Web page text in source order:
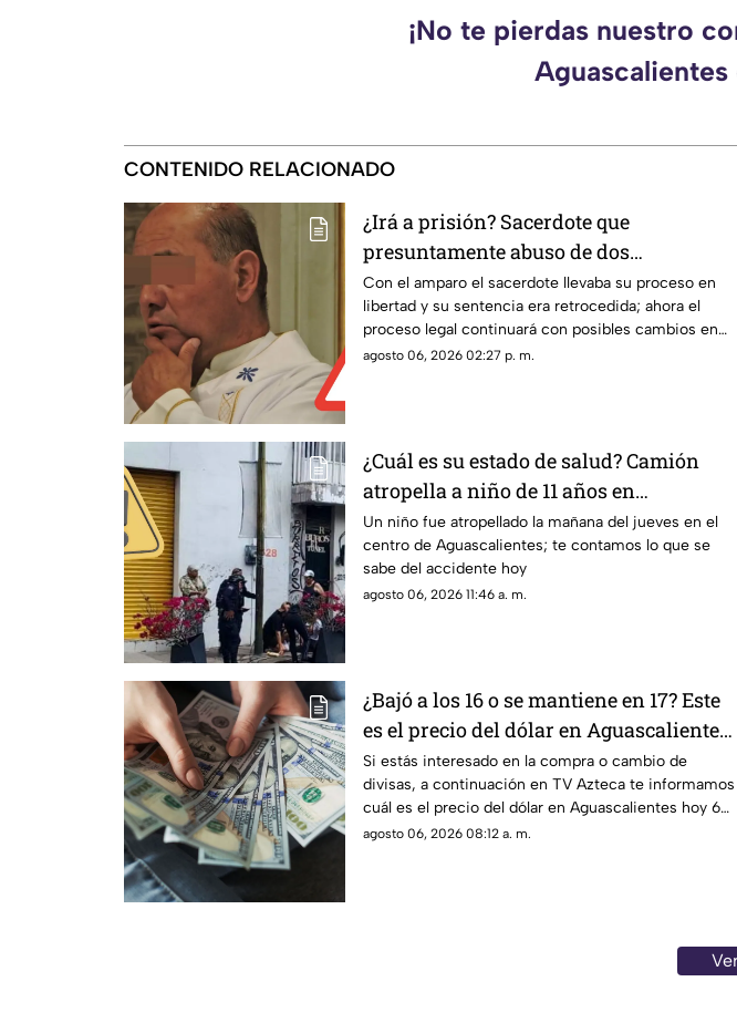
¡No te pierdas nuestro
Aguascalientes
CONTENIDO RELACIONADO
¿Irá a prisión? Sacerdote que
presuntamente abuso de dos
monaguillos en Aguascalientes perdió
Juicio de Amparo
Con el amparo el sacerdote llevaba su proceso en
libertad y su sentencia era retrocedida; ahora el
proceso legal continuará con posibles cambios en
las condiciones penales
agosto 06, 2026 02:27 p. m.
¿Cuál es su estado de salud? Camión
atropella a niño de 11 años en
Aguascalientes hoy 6 de agosto
Un niño fue atropellado la mañana del jueves en el
centro de Aguascalientes; te contamos lo que se
sabe del accidente hoy
agosto 06, 2026 11:46 a. m.
¿Bajó a los 16 o se mantiene en 17? Este
es el precio del dólar en Aguascalientes
hoy 6 de agosto de 2026
Si estás interesado en la compra o cambio de
divisas, a continuación en TV Azteca te informamos
cuál es el precio del dólar en Aguascalientes hoy 6
de agosto
agosto 06, 2026 08:12 a. m.